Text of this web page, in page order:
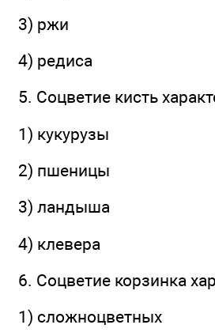
3) ржи
4) редиса
5. Соцветие кисть
1) кукурузы
2) пшеницы
3) ландыша
4) клевера
6. Соцветие корзинка
1) сложноцветных